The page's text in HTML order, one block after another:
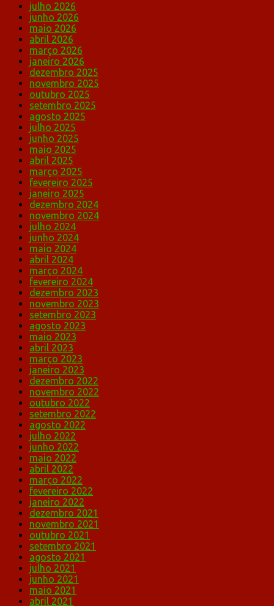
julho 2026
junho 2026
maio 2026
abril 2026
março 2026
janeiro 2026
dezembro 2025
novembro 2025
outubro 2025
setembro 2025
agosto 2025
julho 2025
junho 2025
maio 2025
abril 2025
março 2025
fevereiro 2025
janeiro 2025
dezembro 2024
novembro 2024
julho 2024
junho 2024
maio 2024
abril 2024
março 2024
fevereiro 2024
dezembro 2023
novembro 2023
setembro 2023
agosto 2023
maio 2023
abril 2023
março 2023
janeiro 2023
dezembro 2022
novembro 2022
outubro 2022
setembro 2022
agosto 2022
julho 2022
junho 2022
maio 2022
abril 2022
março 2022
fevereiro 2022
janeiro 2022
dezembro 2021
novembro 2021
outubro 2021
setembro 2021
agosto 2021
julho 2021
junho 2021
maio 2021
abril 2021